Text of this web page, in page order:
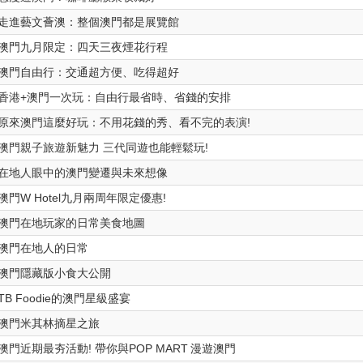
進藝文薈澳：整個澳門都是展覽館
門九月限定：四天三夜煙花行程
門自由行：交通超方便、吃得超好
港+澳門一次玩：自由行最省時、省錢的安排
來澳門這麼好玩：不用花錢的秀、看不完的表演!
門親子旅遊新魅力 三代同遊也能輕鬆玩!
地人眼中的澳門變遷與未來想像
門W Hotel九月兩周年限定優惠!
門在地玩家的日常美食地圖
門在地人的日常
門隱藏版小食大公開
Foodie的澳門星級盛宴
門米其林摘星之旅
門近期最夯活動! 帶你與POP MART 漫遊澳門